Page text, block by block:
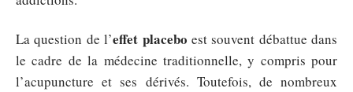
La question de l’effet placebo est souvent débattue dans
le cadre de la médecine traditionnelle, y compris pour
l’acupuncture et ses dérivés. Toutefois, de nombreux